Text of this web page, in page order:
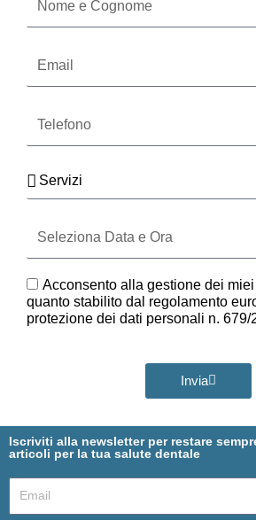
Cognome
Servizi
Data
e
GDPR
Acconsento alla gestione dei
quanto stabilito dal regolamento
protezione dei dati personali n. 679/
Invia
Iscriviti alla newsletter per restare
articoli per la tua salute dentale
Email